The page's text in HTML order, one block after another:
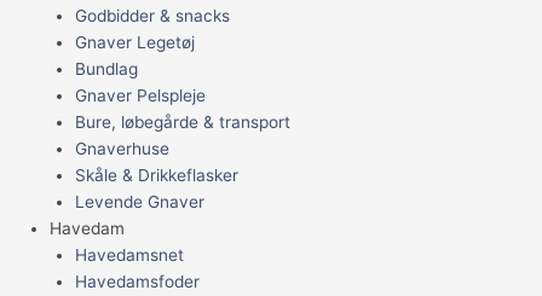
Godbidder & snacks
Gnaver Legetøj
Bundlag
Gnaver Pelspleje
Bure, løbegårde & transport
Gnaverhuse
Skåle & Drikkeflasker
Levende Gnaver
Havedam
Havedamsnet
Havedamsfoder